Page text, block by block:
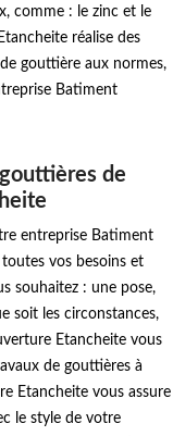
comme : le zinc et le
réalise des
gouttière aux normes,
Batiment
de
entreprise Batiment
vos besoins et
souhaitez : une pose,
soit les circonstances,
Etancheite vous
de gouttières à
Etancheite vous assure
le style de votre